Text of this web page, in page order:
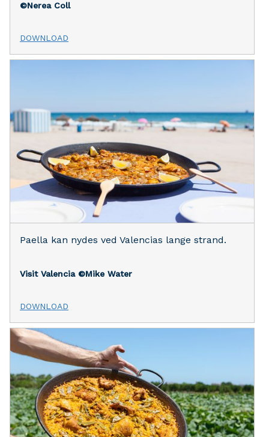
©Nerea Coll
DOWNLOAD
Paella kan nydes ved Valencias lange strand.
Visit Valencia ©Mike Water
DOWNLOAD